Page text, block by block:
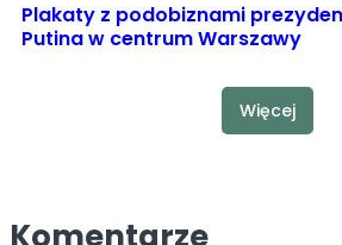
Plakaty z podobiznami
Putina w centrum Warszawy
Więcej